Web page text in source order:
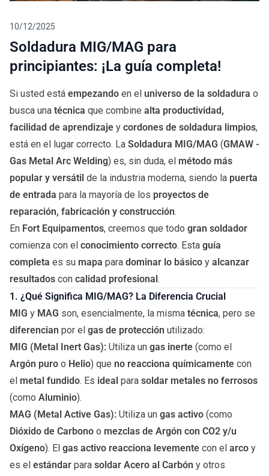
10/12/2025
Soldadura MIG/MAG para
principiantes: ¡La guía completa!
Si usted está empezando en el universo de la soldadura o
busca una técnica que combine alta productividad,
facilidad de aprendizaje y cordones de soldadura limpios,
está en el lugar correcto. La Soldadura MIG/MAG (GMAW -
Gas Metal Arc Welding) es, sin duda, el método más
popular y versátil de la industria moderna, siendo la puerta
de entrada para la mayoría de los proyectos de
reparación, fabricación y construcción.
En Fort Equipamentos, creemos que todo gran soldador
comienza con el conocimiento correcto. Esta guía
completa es su mapa para dominar lo básico y alcanzar
resultados con calidad profesional.
1. ¿Qué Significa MIG/MAG? La Diferencia Crucial
MIG y MAG son, esencialmente, la misma técnica, pero se
diferencian por el gas de protección utilizado:
MIG (Metal Inert Gas): Utiliza un gas inerte (como el
Argón puro o Helio) que no reacciona químicamente con
el metal fundido. Es ideal para soldar metales no ferrosos
(como Aluminio).
MAG (Metal Active Gas): Utiliza un gas activo (como
Dióxido de Carbono o mezclas de Argón con CO2 y/u
Oxígeno). El gas activo reacciona levemente con el arco y
es el estándar para soldar Acero al Carbón y otros